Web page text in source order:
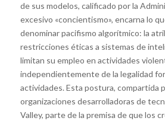
de sus modelos, calificado por la
excesivo «concientismo», encarna lo
denominar pacifismo algorítmico: la
restricciones éticas a sistemas de
limitan su empleo en actividades
independientemente de la legalidad
actividades. Esta postura, compartida
organizaciones desarrolladoras de
Valley, parte de la premisa de que los